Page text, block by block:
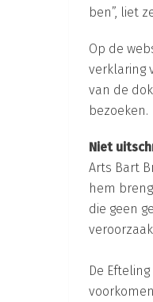
ben”, liet
Op de
verklaring
van de
bezoeken.
Niet
Arts Bart
hem
die geen
De